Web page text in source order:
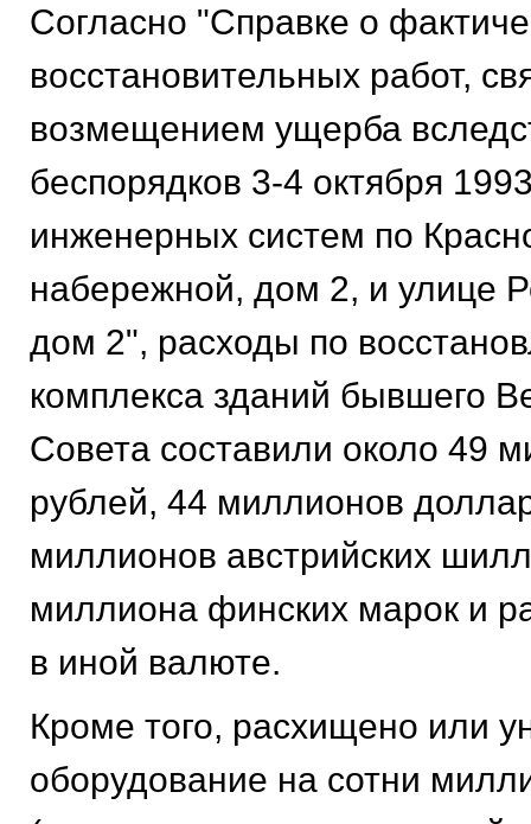
Согласно "Справке о
восстановительных работ,
возмещением ущерба
беспорядков 3-4 октября
инженерных систем по
набережной, дом 2, и улице
дом 2", расходы по
комплекса зданий бывшего
Совета составили около 49
рублей, 44 миллионов
миллионов австрийских
миллиона финских марок и
в иной валюте.
Кроме того, расхищено или
оборудование на сотни